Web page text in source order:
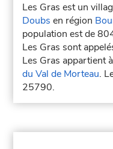
Les Gras est un
Doubs en région
population est de
Les Gras sont
Les Gras appartient
du Val de Morteau.
25790.